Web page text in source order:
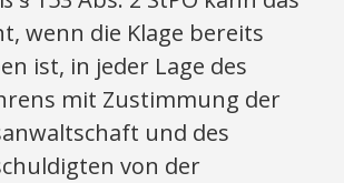
wenn die Klage bereits
ist, in jeder Lage des
mit Zustimmung der
und des
von der